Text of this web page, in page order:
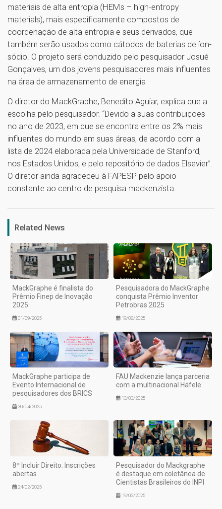
materiais de alta entropia (HEMs – high-entropy
materials), mais especificamente compostos de
coordenação de alta entropia e seus derivados, que
também serão usados como cátodos de baterias de íon-
sódio. O projeto será conduzido pelo pesquisador Josué
Gonçalves, um dos jovens pesquisadores mais influentes
na área de armazenamento de energia
O diretor do MackGraphe, Benedito Aguiar, explica que a
escolha pelo pesquisador. “Devido a suas contribuições
no ano de 2023, em que se encontra entre os 2% mais
influentes do mundo em suas áreas, de acordo com a
lista de 2024 elaborada pela Universidade de Stanford,
nos Estados Unidos, e pelo repositório de dados Elsevier”.
O diretor ainda agradeceu à FAPESP pelo apoio
constante ao centro de pesquisa mackenzista.
1
Related News
MackGraphe é finalista do
Prêmio Finep de Inovação
2025
01/09/2025
Pesquisadora do MackGraphe
conquista Prêmio Inventor
Petrobras 2025
19/08/2025
MackGraphe participa de
Evento Internacional de
pesquisadores dos BRICS
30/04/2025
FAU Mackenzie lança parceria
com a multinacional Häfele
13/03/2025
8º Incluir Direito: Inscrições
abertas
24/02/2025
Pesquisador do Mackgraphe
é destaque em coletânea de
Cientistas Brasileiros do INPI
19/02/2025